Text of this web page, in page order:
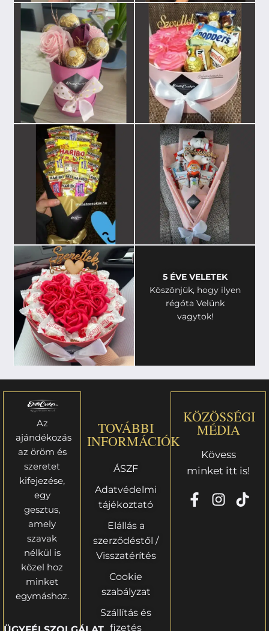
5 ÉVE VELETEK
Köszönjük, hogy ilyen
régóta Velünk
vagytok!
Az
ajándékozás
az öröm és
szeretet
kifejezése,
egy
gesztus,
amely
szavak
nélkül is
közel hoz
minket
egymáshoz.
TOVÁBBI
INFORMÁCIÓK
ÁSZF
Adatvédelmi
tájékoztató
Elállás a
szerződéstől /
Visszatérítés
Cookie
szabályzat
Szállítás és
fizetés
KÖZÖSSÉGI
MÉDIA
Kövess
minket itt is!